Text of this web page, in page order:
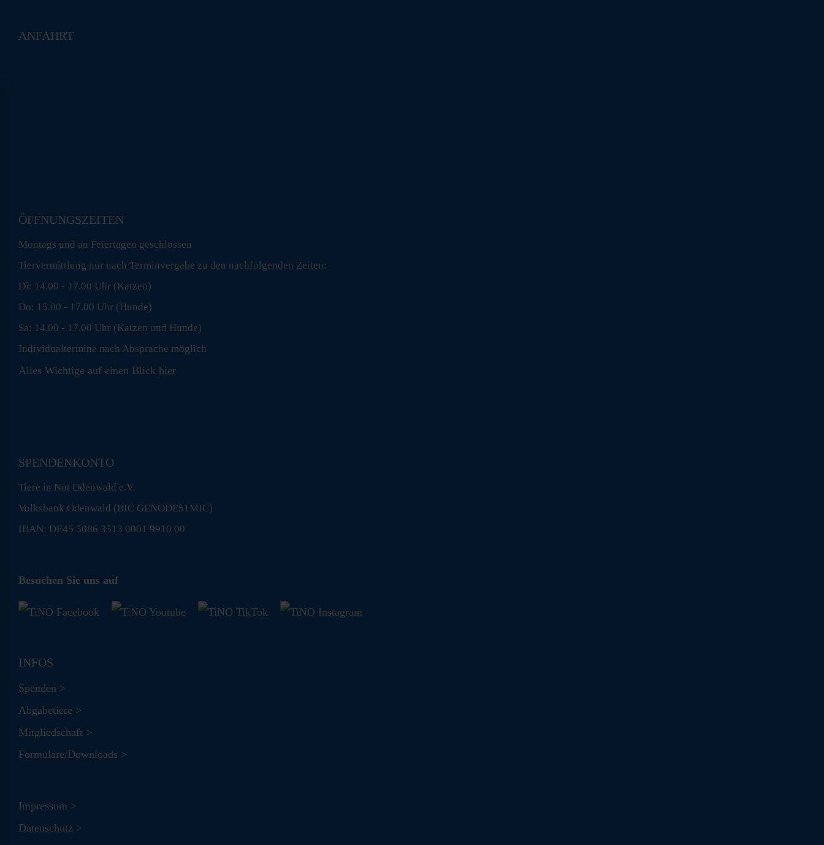
ANFAHRT
ÖFFNUNGSZEITEN
Montags und an Feiertagen geschlossen
Tiervermittlung nur nach Terminvergabe zu den nachfolgenden Zeiten:
Di: 14.00 - 17.00 Uhr (Katzen)
Do: 15.00 - 17.00 Uhr (Hunde)
Sa: 14.00 - 17.00 Uhr (Katzen und Hunde)
Individualtermine nach Absprache möglich
Alles Wichtige auf einen Blick hier
SPENDENKONTO
Tiere in Not Odenwald e.V.
Volksbank Odenwald (BIC GENODE51MIC)
IBAN: DE45 5086 3513 0001 9910 00
Besuchen Sie uns auf
INFOS
Spenden >
Abgabetiere >
Mitgliedschaft >
Formulare/Downloads >
Impressum >
Datenschutz >